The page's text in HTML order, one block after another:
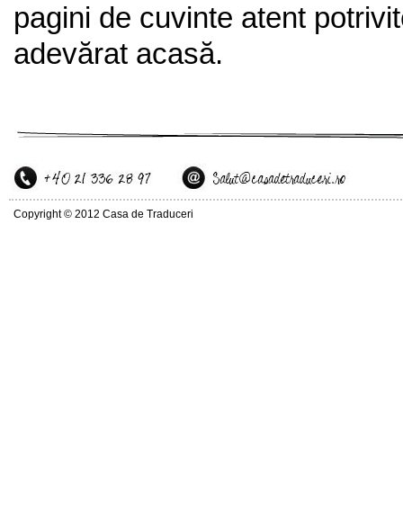
pagini de cuvinte atent
adevărat acasă.
Copyright © 2012 Casa de Traduceri